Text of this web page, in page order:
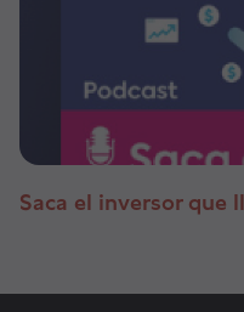
Saca el inversor que